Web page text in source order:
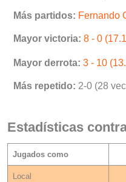
Más partidos: Fernando
Mayor victoria: 8 - 0
Mayor derrota: 3 - 10
Más repetido: 2-0 (28
Estadísticas
Jugados como
Local